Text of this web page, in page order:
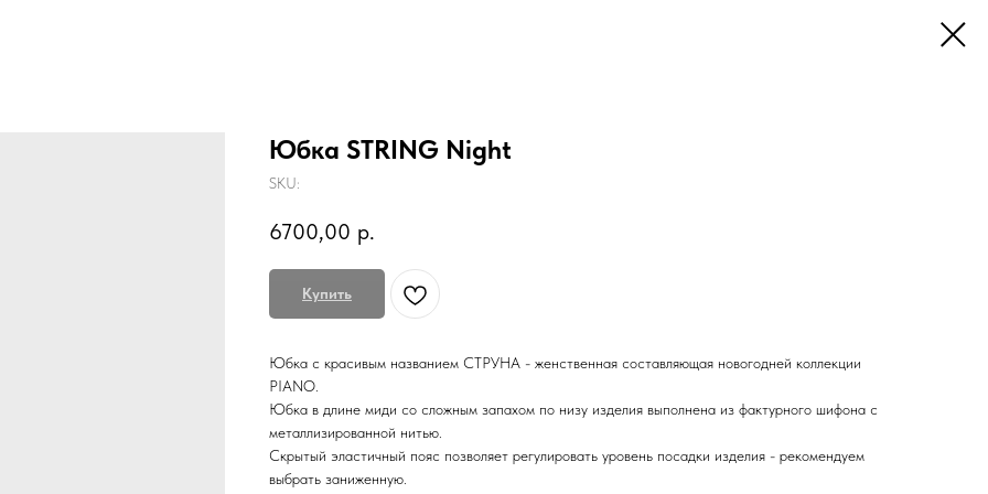
Юбка STRING Night
SKU:
6700,00 р.
Купить
Юбка с красивым названием СТРУНА - женственная составляющая новогодней коллекции
PIANO.
Юбка в длине миди со сложным запахом по низу изделия выполнена из фактурного шифона с
металлизированной нитью.
Скрытый эластичный пояс позволяет регулировать уровень посадки изделия - рекомендуем
выбрать заниженную.